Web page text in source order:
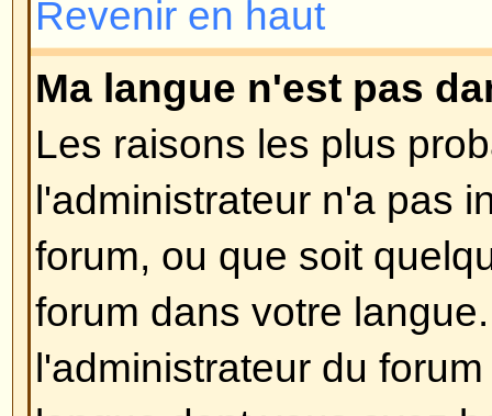
Comment puis-je poster un
Facile, cliquez sur le bouton
du forum, soit sur la page du
besoin de vous enregistrer
message, les droits qui vous
listés sur le bas de la page du
liste
Vous pouvez poster de
pouvez voter, etc. )
Revenir en haut